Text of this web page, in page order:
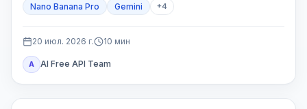
отдельный 24-часовой лимит, Workspace — таблицу
проекта.
Nano Banana Pro Gemini +4
20 июл. 2026 г. 10 мин
A AI Free API Team